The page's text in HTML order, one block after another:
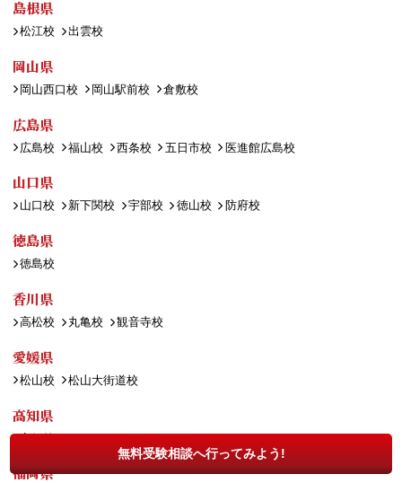
無料受験相談へ行ってみよう!
島根県
松江校 出雲校
岡山県
岡山西口校 岡山駅前校 倉敷校
広島県
広島校 福山校 西条校 五日市校 医進館広島校
山口県
山口校 新下関校 宇部校 徳山校 防府校
徳島県
徳島校
香川県
高松校 丸亀校 観音寺校
愛媛県
松山校 松山大街道校
高知県
高知校
福岡県